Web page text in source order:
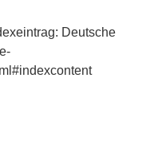
Deutsche